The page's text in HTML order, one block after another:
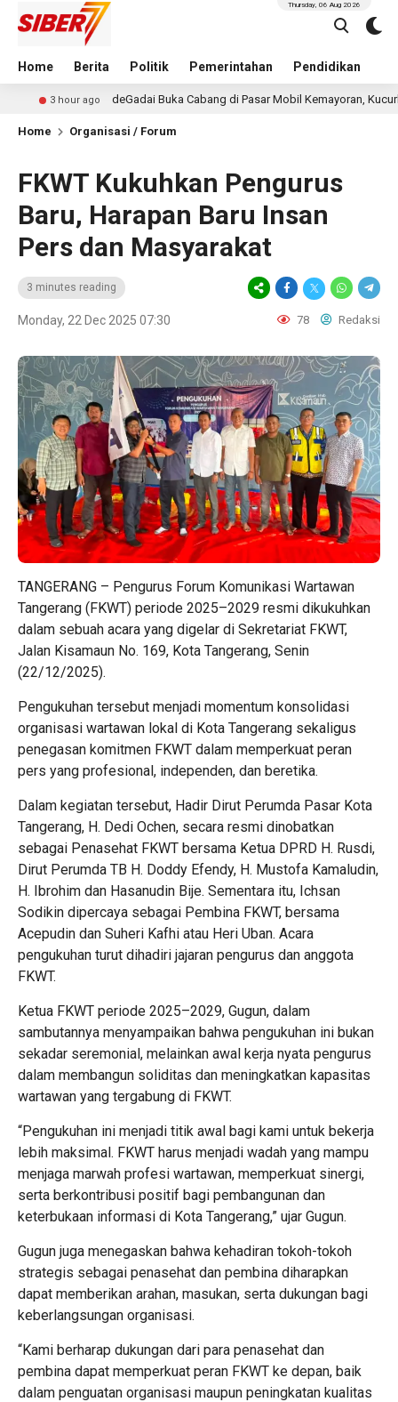
Home Berita Politik Pemerintahan Pendidikan
Thursday, 06 Aug 2026
deGadai Buka Cabang di Pasar Mobil Kemayoran, Kucurkan
Home Organisasi / Forum
FKWT Kukuhkan Pengurus
Baru, Harapan Baru Insan
Pers dan Masyarakat
3 minutes reading
Monday, 22 Dec 2025 07:30 78 Redaksi
TANGERANG – Pengurus Forum Komunikasi Wartawan
Tangerang (FKWT) periode 2025–2029 resmi dikukuhkan
dalam sebuah acara yang digelar di Sekretariat FKWT,
Jalan Kisamaun No. 169, Kota Tangerang, Senin
(22/12/2025).
Pengukuhan tersebut menjadi momentum konsolidasi
organisasi wartawan lokal di Kota Tangerang sekaligus
penegasan komitmen FKWT dalam memperkuat peran
pers yang profesional, independen, dan beretika.
Dalam kegiatan tersebut, Hadir Dirut Perumda Pasar Kota
Tangerang, H. Dedi Ochen, secara resmi dinobatkan
sebagai Penasehat FKWT bersama Ketua DPRD H. Rusdi,
Dirut Perumda TB H. Doddy Efendy, H. Mustofa Kamaludin,
H. Ibrohim dan Hasanudin Bije. Sementara itu, Ichsan
Sodikin dipercaya sebagai Pembina FKWT, bersama
Acepudin dan Suheri Kafhi atau Heri Uban. Acara
pengukuhan turut dihadiri jajaran pengurus dan anggota
FKWT.
Ketua FKWT periode 2025–2029, Gugun, dalam
sambutannya menyampaikan bahwa pengukuhan ini bukan
sekadar seremonial, melainkan awal kerja nyata pengurus
dalam membangun soliditas dan meningkatkan kapasitas
wartawan yang tergabung di FKWT.
“Pengukuhan ini menjadi titik awal bagi kami untuk bekerja
lebih maksimal. FKWT harus menjadi wadah yang mampu
menjaga marwah profesi wartawan, memperkuat sinergi,
serta berkontribusi positif bagi pembangunan dan
keterbukaan informasi di Kota Tangerang,” ujar Gugun.
Gugun juga menegaskan bahwa kehadiran tokoh-tokoh
strategis sebagai penasehat dan pembina diharapkan
dapat memberikan arahan, masukan, serta dukungan bagi
keberlangsungan organisasi.
“Kami berharap dukungan dari para penasehat dan
pembina dapat memperkuat peran FKWT ke depan, baik
dalam penguatan organisasi maupun peningkatan kualitas